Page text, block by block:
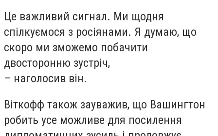
Це важливий сигнал. Ми щодня
спілкуємося з росіянами. Я думаю, що
скоро ми зможемо побачити
двосторонню зустріч,
– наголосив він.
Віткофф також зауважив, що Вашингтон
робить усе можливе для посилення